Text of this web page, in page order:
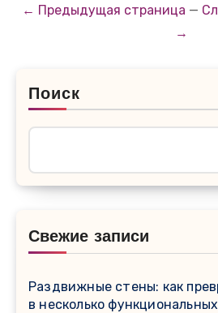
← Предыдущая страница —
→
Поиск
Свежие записи
Раздвижные стены: как
в несколько